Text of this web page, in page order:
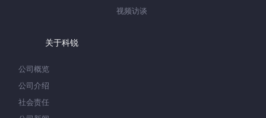
视频访谈
关于科锐
公司概览
公司介绍
社会责任